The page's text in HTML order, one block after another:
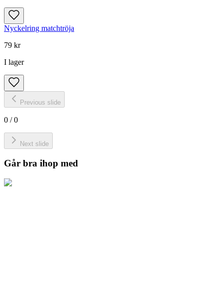
Nyckelring matchtröja
79 kr
I lager
Previous slide
0 /0
Next slide
Går bra ihop med